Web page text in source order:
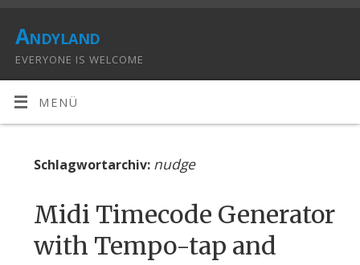
Andyland
EVERYONE IS WELCOME
MENÜ
Schlagwortarchiv: nudge
Midi Timecode Generator
with Tempo-tap and